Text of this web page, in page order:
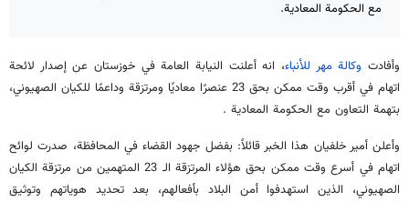
مع الحكومة المعادية.
وأفادت وكالة مهر للأنباء، انه أعلنت النيابة العامة في خوزستان عن إصدار لائحة
اتهام في أقرب وقت ممكن بحق 23 عنصرًا معاديًا ومرتزقة وداعمًا للكيان الصهيوني،
بتهمة التعاون مع الحكومة المعادية .
وأعلن أمير خلفيان هذا الخبر قائلاً: بفضل جهود القضاء في المحافظة، صدرت لوائح
اتهام في أسرع وقت ممكن بحق هؤلاء المرتزقة الـ 23 المتهمين من مرتزقة الكيان
الصهيوني، الذين استهدفوا أمن البلاد بأفعالهم، بعد تحديد هوياتهم وتوثيق